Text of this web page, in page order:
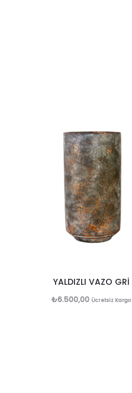
YALDIZLI VAZO GRİ
₺6.500,00 Ücretsiz Kargo